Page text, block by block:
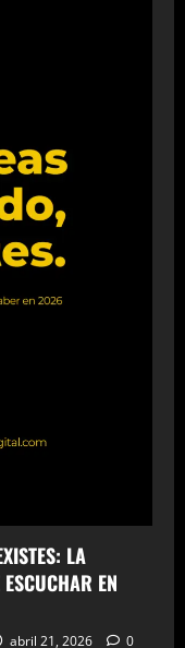
LA
EN
abril 21, 2026 0